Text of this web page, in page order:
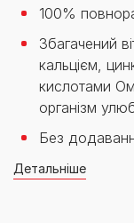
100%
Збагачений
кальцієм,
кислотами
організм
Без
Детальніше